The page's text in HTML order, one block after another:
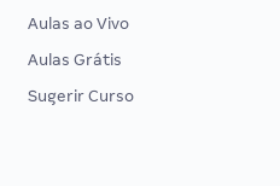
Aulas ao Vivo
Aulas Grátis
Sugerir Curso